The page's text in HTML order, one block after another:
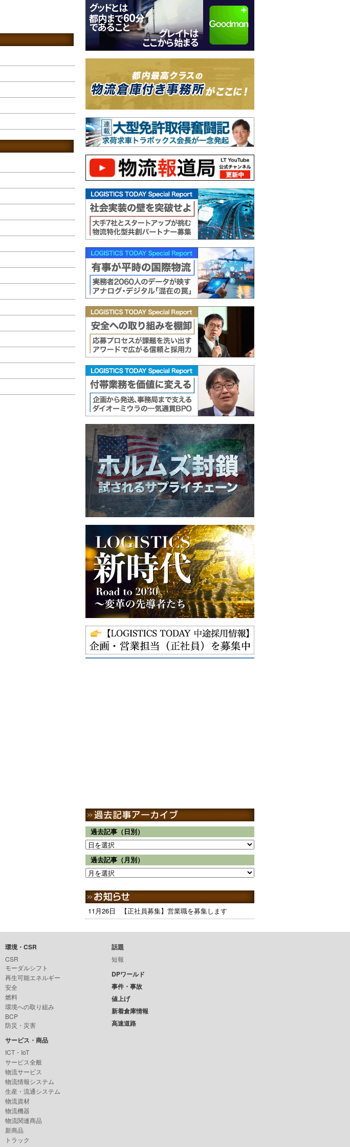
過去記事（日別）
過去記事（月別）
11月26日 【正社員募集】営業職を募集します
環境・CSR
CSR
モーダルシフト
再生可能エネルギー
安全
燃料
環境への取り組み
BCP
防災・災害
サービス・商品
ICT・IoT
サービス全般
物流サービス
物流情報システム
生産・流通システム
物流資材
物流機器
物流関連商品
新商品
トラック
話題
短報
DPワールド
事件・事故
値上げ
新着倉庫情報
高速道路